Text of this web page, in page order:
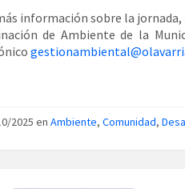
información sobre la
de Ambiente de la
2025 en Ambiente, Comunidad,